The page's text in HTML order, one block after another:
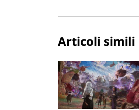
Articoli simili